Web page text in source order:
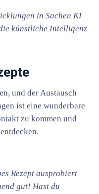
in Sachen KI
künstliche Intelligenz
und der Austausch
ist eine wunderbare
zu kommen und
Rezept ausprobiert
gut! Hast du